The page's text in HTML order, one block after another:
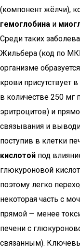
(компонент жёлчи),
гемоглобина и
Среди таких
Жильбера (код по
организме
крови присутствует
в количестве 250
эритроцитов) и
связывания и
поступив в клетки
кислотой под
глюкуроновой
поэтому легко
некоторая часть с
прямой — менее
печени с
связанным).